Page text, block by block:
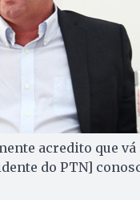
acredito que
do PTN]